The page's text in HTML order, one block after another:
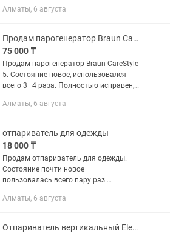
Стойка 1.2 м Насадки 2 Инструкция
Алматы, 6 августа
Продам парогенератор Braun Carestyle 5
75 000 ₸
Продам парогенератор Braun CareStyle
5. Состояние новое, использовался
всего 3–4 раза. Полностью исправен,
Продаю, потому что для нашей
Алматы, 6 августа
отпариватель для одежды
18 000 ₸
Продам отпариватель для одежды.
Состояние почти новое —
пользовалась всего пару раз.
потому, что живу в однокомнатной
много...
Алматы, 6 августа
Отпариватель вертикальный Elenberg